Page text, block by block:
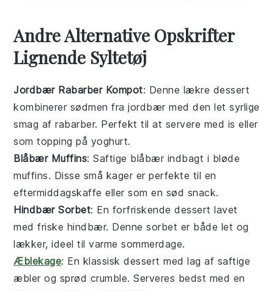
Andre Alternative Opskrifter
Lignende Syltetøj
Jordbær Rabarber Kompot: Denne lækre dessert
kombinerer sødmen frajordbær med den let syrlige
smag afrabarber. Perfekt til at servere med is eller
som topping på yoghurt.
Blåbær Muffins: Saftige blåbær indbagt i bløde
muffins. Disse små kager er perfekte til en
eftermiddagskaffe eller som en sød snack.
Hindbær Sorbet: En forfriskendedessert lavet
med friske hindbær. Dennesorbet er både let og
lækker, ideel til varme sommerdage.
Æblekage: En klassiskdessert med lag af saftige
æbler og sprød crumble. Serveres bedst med en